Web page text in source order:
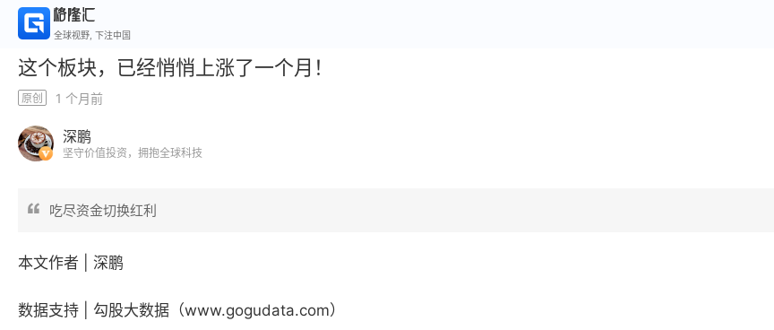
全球视野, 下注中国
这个板块，已经悄悄上涨了一个月！
原创 1 个月前
深鹏
坚守价值投资，拥抱全球科技
吃尽资金切换红利
本文作者 | 深鹏
数据支持 | 勾股大数据（www.gogudata.com）